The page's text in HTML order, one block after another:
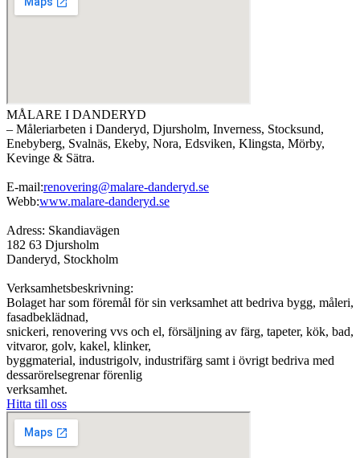
MÅLARE I DANDERYD
– Måleriarbeten i Danderyd, Djursholm, Inverness, Stocksund,
Enebyberg, Svalnäs, Ekeby, Nora, Edsviken, Klingsta, Mörby,
Kevinge & Sätra.
E-mail:renovering@malare-danderyd.se
Webb:www.malare-danderyd.se
Adress: Skandiavägen
182 63 Djursholm
Danderyd, Stockholm
Verksamhetsbeskrivning:
Bolaget har som föremål för sin verksamhet att bedriva bygg, måleri,
fasadbeklädnad,
snickeri, renovering vvs och el, försäljning av färg, tapeter, kök, bad,
vitvaror, golv, kakel, klinker,
byggmaterial, industrigolv, industrifärg samt i övrigt bedriva med
dessarörelsegrenar förenlig
verksamhet.
Hitta till oss